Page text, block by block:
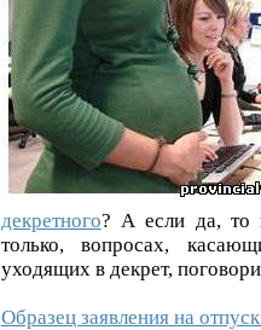
декретного? А если да, то
только, вопросах,
уходящих в декрет,
Образец заявления на